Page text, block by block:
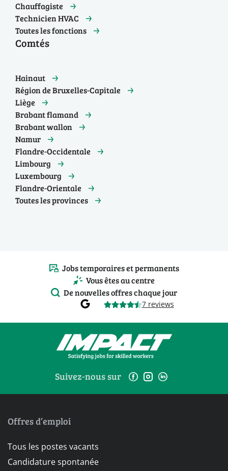
Chauffagiste
Technicien HVAC
Toutes les fonctions
Comtés
Hainaut
Région de Bruxelles-Capitale
Liège
Brabant flamand
Brabant wallon
Namur
Flandre-Occidentale
Limbourg
Luxembourg
Flandre-Orientale
Toutes les provinces
Jobs temporaires et permanents
Vous êtes au centre
De nouvelles offres chaque jour
7 reviews
Suivez-nous sur
Offres d’emploi
Tous les postes vacants
Candidature spontanée